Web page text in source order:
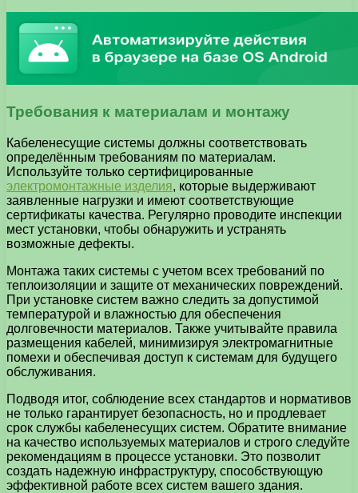
Требования к материалам и монтажу
Кабеленесущие системы должны соответствовать
определённым требованиям по материалам.
Используйте только сертифицированные
электромонтажные изделия, которые выдерживают
заявленные нагрузки и имеют соответствующие
сертификаты качества. Регулярно проводите инспекции
мест установки, чтобы обнаружить и устранять
возможные дефекты.
Монтажа таких системы с учетом всех требований по
теплоизоляции и защите от механических повреждений.
При установке систем важно следить за допустимой
температурой и влажностью для обеспечения
долговечности материалов. Также учитывайте правила
размещения кабелей, минимизируя электромагнитные
помехи и обеспечивая доступ к системам для будущего
обслуживания.
Подводя итог, соблюдение всех стандартов и нормативов
не только гарантирует безопасность, но и продлевает
срок службы кабеленесущих систем. Обратите внимание
на качество используемых материалов и строго следуйте
рекомендациям в процессе установки. Это позволит
создать надежную инфраструктуру, способствующую
эффективной работе всех систем вашего здания.